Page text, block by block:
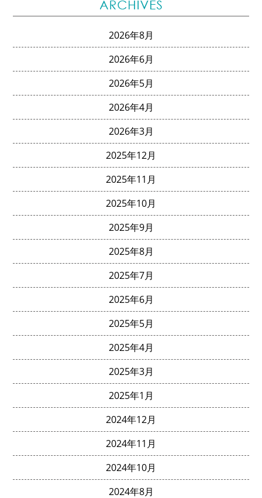
2026年8月
2026年6月
2026年5月
2026年4月
2026年3月
2025年12月
2025年11月
2025年10月
2025年9月
2025年8月
2025年7月
2025年6月
2025年5月
2025年4月
2025年3月
2025年1月
2024年12月
2024年11月
2024年10月
2024年8月